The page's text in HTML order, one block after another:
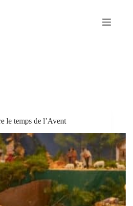
le temps de l’Avent